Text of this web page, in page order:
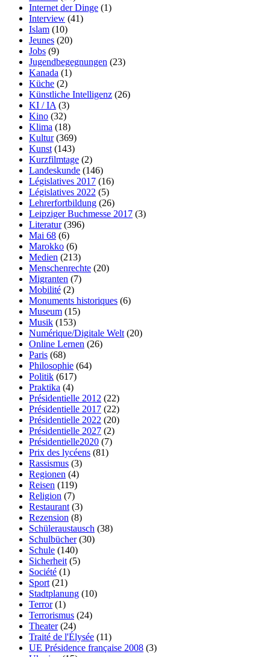
Internet der Dinge (1)
Interview (41)
Islam (10)
Jeunes (20)
Jobs (9)
Jugendbegegnungen (23)
Kanada (1)
Küche (2)
Künstliche Intelligenz (26)
KI / IA (3)
Kino (32)
Klima (18)
Kultur(369)
Kunst (143)
Kurzfilmtage (2)
Landeskunde (146)
Législatives 2017 (16)
Législatives 2022 (5)
Lehrerfortbildung (26)
Leipziger Buchmesse 2017 (3)
Literatur(396)
Mai 68 (6)
Marokko (6)
Medien (213)
Menschenrechte (20)
Migranten (7)
Mobilité (2)
Monuments historiques (6)
Museum (15)
Musik (153)
Numérique/Digitale Welt (20)
Online Lernen (26)
Paris (68)
Philosophie (64)
Politik (617)
Praktika (4)
Présidentielle 2012 (22)
Présidentielle 2017 (22)
Présidentielle 2022 (20)
Présidentielle 2027 (2)
Présidentielle2020 (7)
Prix des lycéens (81)
Rassismus (3)
Regionen (4)
Reisen (119)
Religion (7)
Restaurant (3)
Rezension (8)
Schüleraustausch (38)
Schulbücher(30)
Schule (140)
Sicherheit (5)
Société (1)
Sport (21)
Stadtplanung (10)
Terror(1)
Terrorismus (24)
Theater(24)
Traité de l'Élysée (11)
UE Présidence française 2008 (3)